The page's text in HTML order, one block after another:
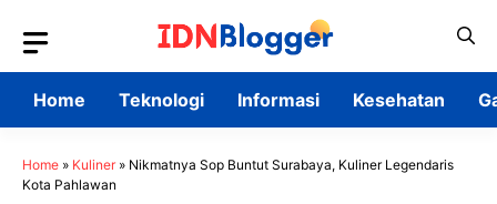
content
Home
Teknologi Informasi Kesehatan
Home » Kuliner» Nikmatnya Sop Buntut Surabaya, Kuliner Legendaris
Kota Pahlawan